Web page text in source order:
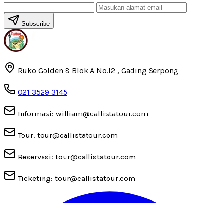
Subscribe
Ruko Golden 8 Blok A No.12 , Gading Serpong
021 3529 3145
Informasi: william@callistatour.com
Tour: tour@callistatour.com
Reservasi: tour@callistatour.com
Ticketing: tour@callistatour.com